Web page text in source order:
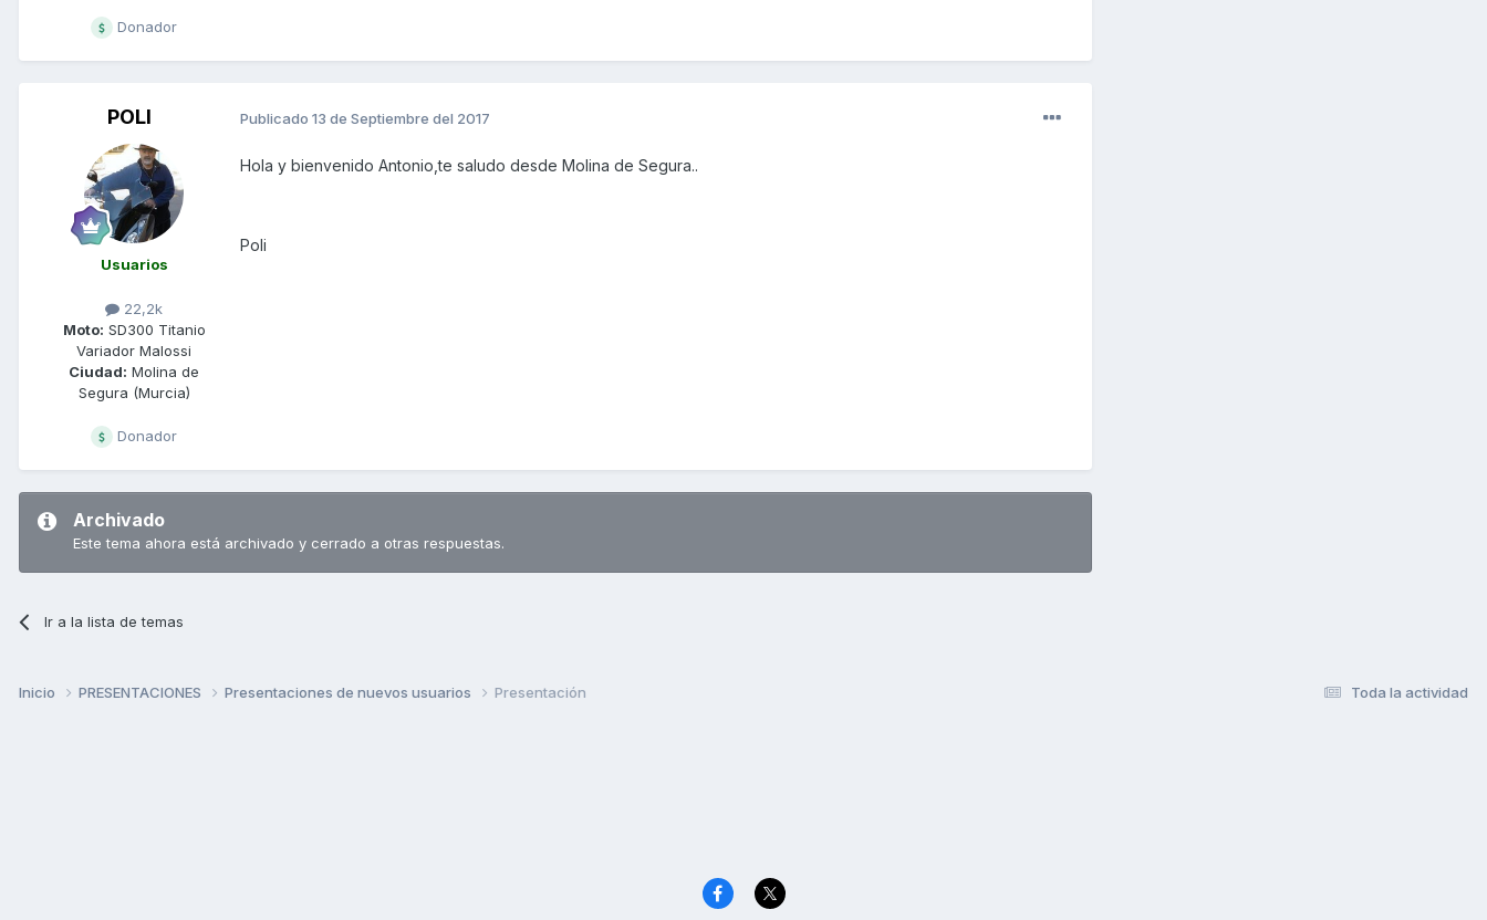
Donador
POLI
Usuarios
22,2k
Moto: SD300 Titanio
Variador Malossi
Ciudad: Molina de
Segura (Murcia)
Donador
Publicado 13 de Septiembre del 2017
Hola y bienvenido Antonio,te saludo desde Molina de Segura..
Poli
Archivado
Este tema ahora está archivado y cerrado a otras respuestas.
Ir a la lista de temas
Toda la actividad
Inicio PRESENTACIONES Presentaciones de nuevos usuarios Presentación